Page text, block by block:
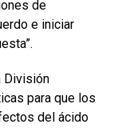
de
e iniciar
División
para que los
del ácido